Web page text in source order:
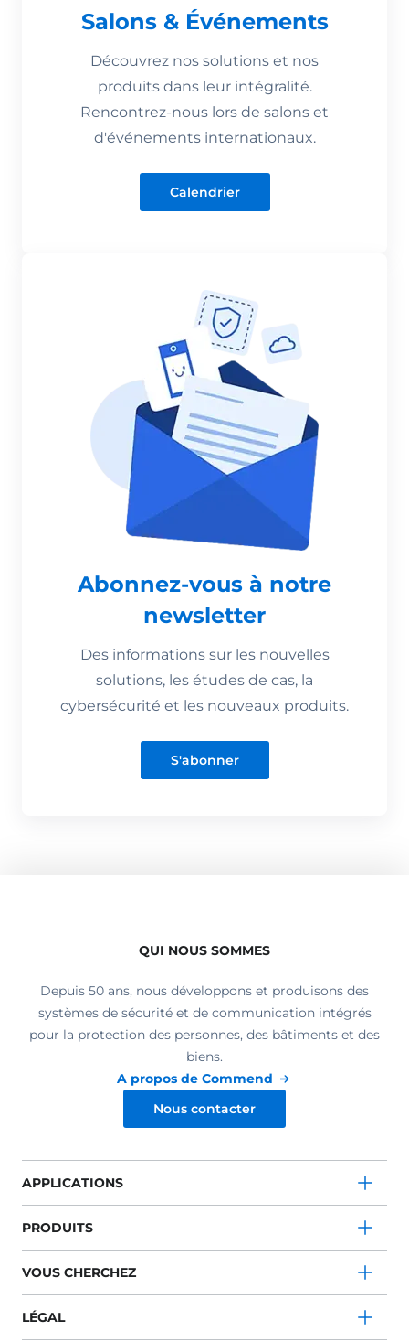
Salons & Événements
Découvrez nos solutions et nos
produits dans leur intégralité.
Rencontrez-nous lors de salons et
d'événements internationaux.
Calendrier
Abonnez-vous à notre
newsletter
Des informations sur les nouvelles
solutions, les études de cas, la
cybersécurité et les nouveaux produits.
S'abonner
QUI NOUS SOMMES
Depuis 50 ans, nous développons et produisons des
systèmes de sécurité et de communication intégrés
pour la protection des personnes, des bâtiments et des
biens.
A propos de Commend
Nous contacter
APPLICATIONS
PRODUITS
VOUS CHERCHEZ
LÉGAL